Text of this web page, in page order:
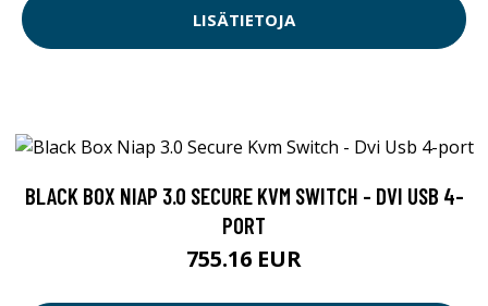
LISÄTIETOJA
BLACK BOX NIAP 3.0 SECURE KVM SWITCH - DVI USB 4-
PORT
755.16 EUR